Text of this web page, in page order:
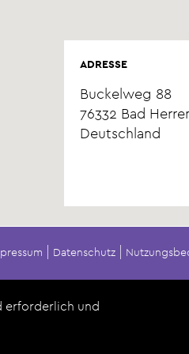
ADRESSE
Buckelweg 88
76332 Bad
Deutschland
Datenschutz
erforderlich und